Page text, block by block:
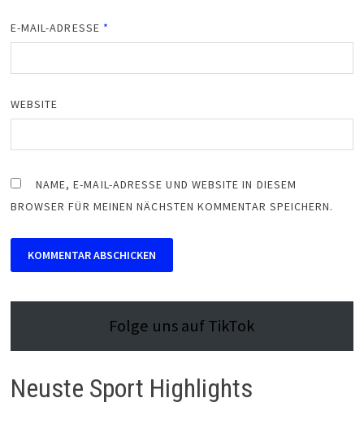
E-MAIL-ADRESSE *
WEBSITE
NAME, E-MAIL-ADRESSE UND WEBSITE IN DIESEM
BROWSER FÜR MEINEN NÄCHSTEN KOMMENTAR SPEICHERN.
Folge uns auf TikTok
Neuste Sport Highlights